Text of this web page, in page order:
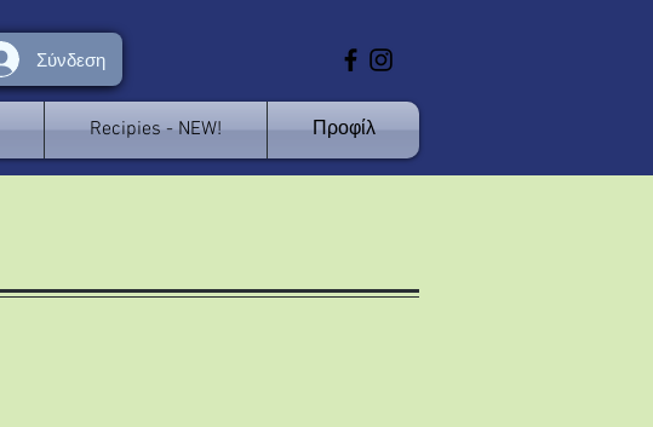
Σύνδεση
Recipies - NEW! Προφίλ